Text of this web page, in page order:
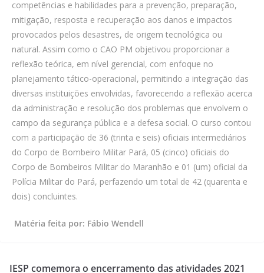
competências e habilidades para a prevenção, preparação,
mitigação, resposta e recuperação aos danos e impactos
provocados pelos desastres, de origem tecnológica ou
natural. Assim como o CAO PM objetivou proporcionar a
reflexão teórica, em nível gerencial, com enfoque no
planejamento tático-operacional, permitindo a integração das
diversas instituições envolvidas, favorecendo a reflexão acerca
da administração e resolução dos problemas que envolvem o
campo da segurança pública e a defesa social. O curso contou
com a participação de 36 (trinta e seis) oficiais intermediários
do Corpo de Bombeiro Militar Pará, 05 (cinco) oficiais do
Corpo de Bombeiros Militar do Maranhão e 01 (um) oficial da
Polícia Militar do Pará, perfazendo um total de 42 (quarenta e
dois) concluintes.
Matéria feita por: Fábio Wendell
IESP comemora o encerramento das atividades 2021